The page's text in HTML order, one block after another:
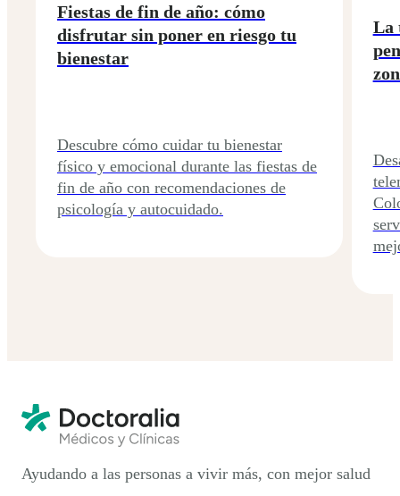
Fiestas de fin de año: cómo
disfrutar sin poner en riesgo tu
bienestar
Descubre cómo cuidar tu bienestar
físico y emocional durante las fiestas de
fin de año con recomendaciones de
psicología y autocuidado.
La
Ayudando a las personas a vivir más, con mejor salud